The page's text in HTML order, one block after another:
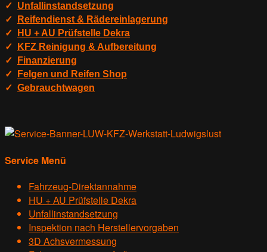
✓ Unfallinstandsetzung
✓
Reifendienst & Rädereinlagerung
✓
HU + AU Prüfstelle Dekra
✓
KFZ Reinigung & Aufbereitung
✓
Finanzierung
✓
Felgen und Reifen Shop
✓ Gebrauchtwagen
Service Menü
Fahrzeug-Direktannahme
HU + AU Prüfstelle Dekra
Unfallinstandsetzung
Inspektion nach Herstellervorgaben
3D Achsvermessung